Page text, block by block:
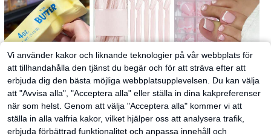
52 kr 28 kr 51
Vi använder kakor och liknande teknologier på vår webbplats för
att tillhandahålla den tjänst du begär och för att sträva efter att
erbjuda dig den bästa möjliga webbplatsupplevelsen. Du kan välja
att "Avvisa alla", "Acceptera alla" eller ställa in dina kakpreferenser
när som helst. Genom att välja "Acceptera alla" kommer vi att
ställa in alla valfria kakor, vilket hjälper oss att analysera trafik,
erbjuda förbättrad funktionalitet och anpassa innehåll och